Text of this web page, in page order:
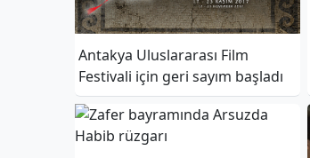
Antakya Uluslararası Film
Festivali için geri sayım başladı